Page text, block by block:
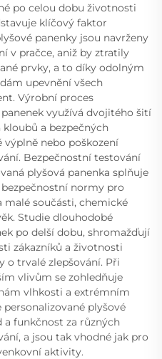
po celou dobu životnosti
klíčový faktor
panenky jsou navrženy
v pračce, aniž by ztratily
prvky, a to díky odolným
upevnění všech
Výrobní proces
využívá dvojitého šití
a bezpečných
výplně nebo poškození
Bezpečnostní testování
plyšová panenka splňuje
normy pro
malé součásti, chemické
Studie dlouhodobé
po delší dobu, shromažďují
zákazníků a životnosti
o trvalé zlepšování. Při
vlivům se zohledňuje
vlhkosti a extrémním
plyšové
a funkčnost za různých
a jsou tak vhodné jak pro
aktivity.